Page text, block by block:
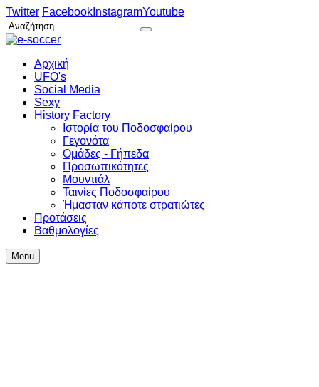
Twitter Facebook InstagramYoutube
Αρχική
UFO's
Social Media
Sexy
History Factory
Ιστορία του Ποδοσφαίρου
Γεγονότα
Ομάδες - Γήπεδα
Προσωπικότητες
Μουντιάλ
Ταινίες Ποδοσφαίρου
Ήμασταν κάποτε στρατιώτες
Προτάσεις
Βαθμολογίες
Menu